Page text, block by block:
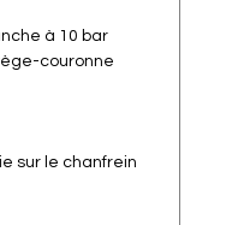
à 10 bar
couronne
sur le chanfrein